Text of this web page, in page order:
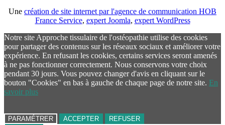
Une création de site internet par l'agence de communication HOB
France Service, expert Joomla, expert WordPress
Notre site Approche tissulaire de l'ostéopathie utilise des cookies
pour partager des contenus sur les réseaux sociaux et améliorer votre
expérience. En refusant les cookies, certains services seront amenés
à ne pas fonctionner correctement. Nous conservons votre choix
pendant 30 jours. Vous pouvez changer d'avis en cliquant sur le
bouton "Cookies" en bas à gauche de chaque page de notre site. En
savoir plus
PARAMÉTRER ACCEPTER
REFUSER